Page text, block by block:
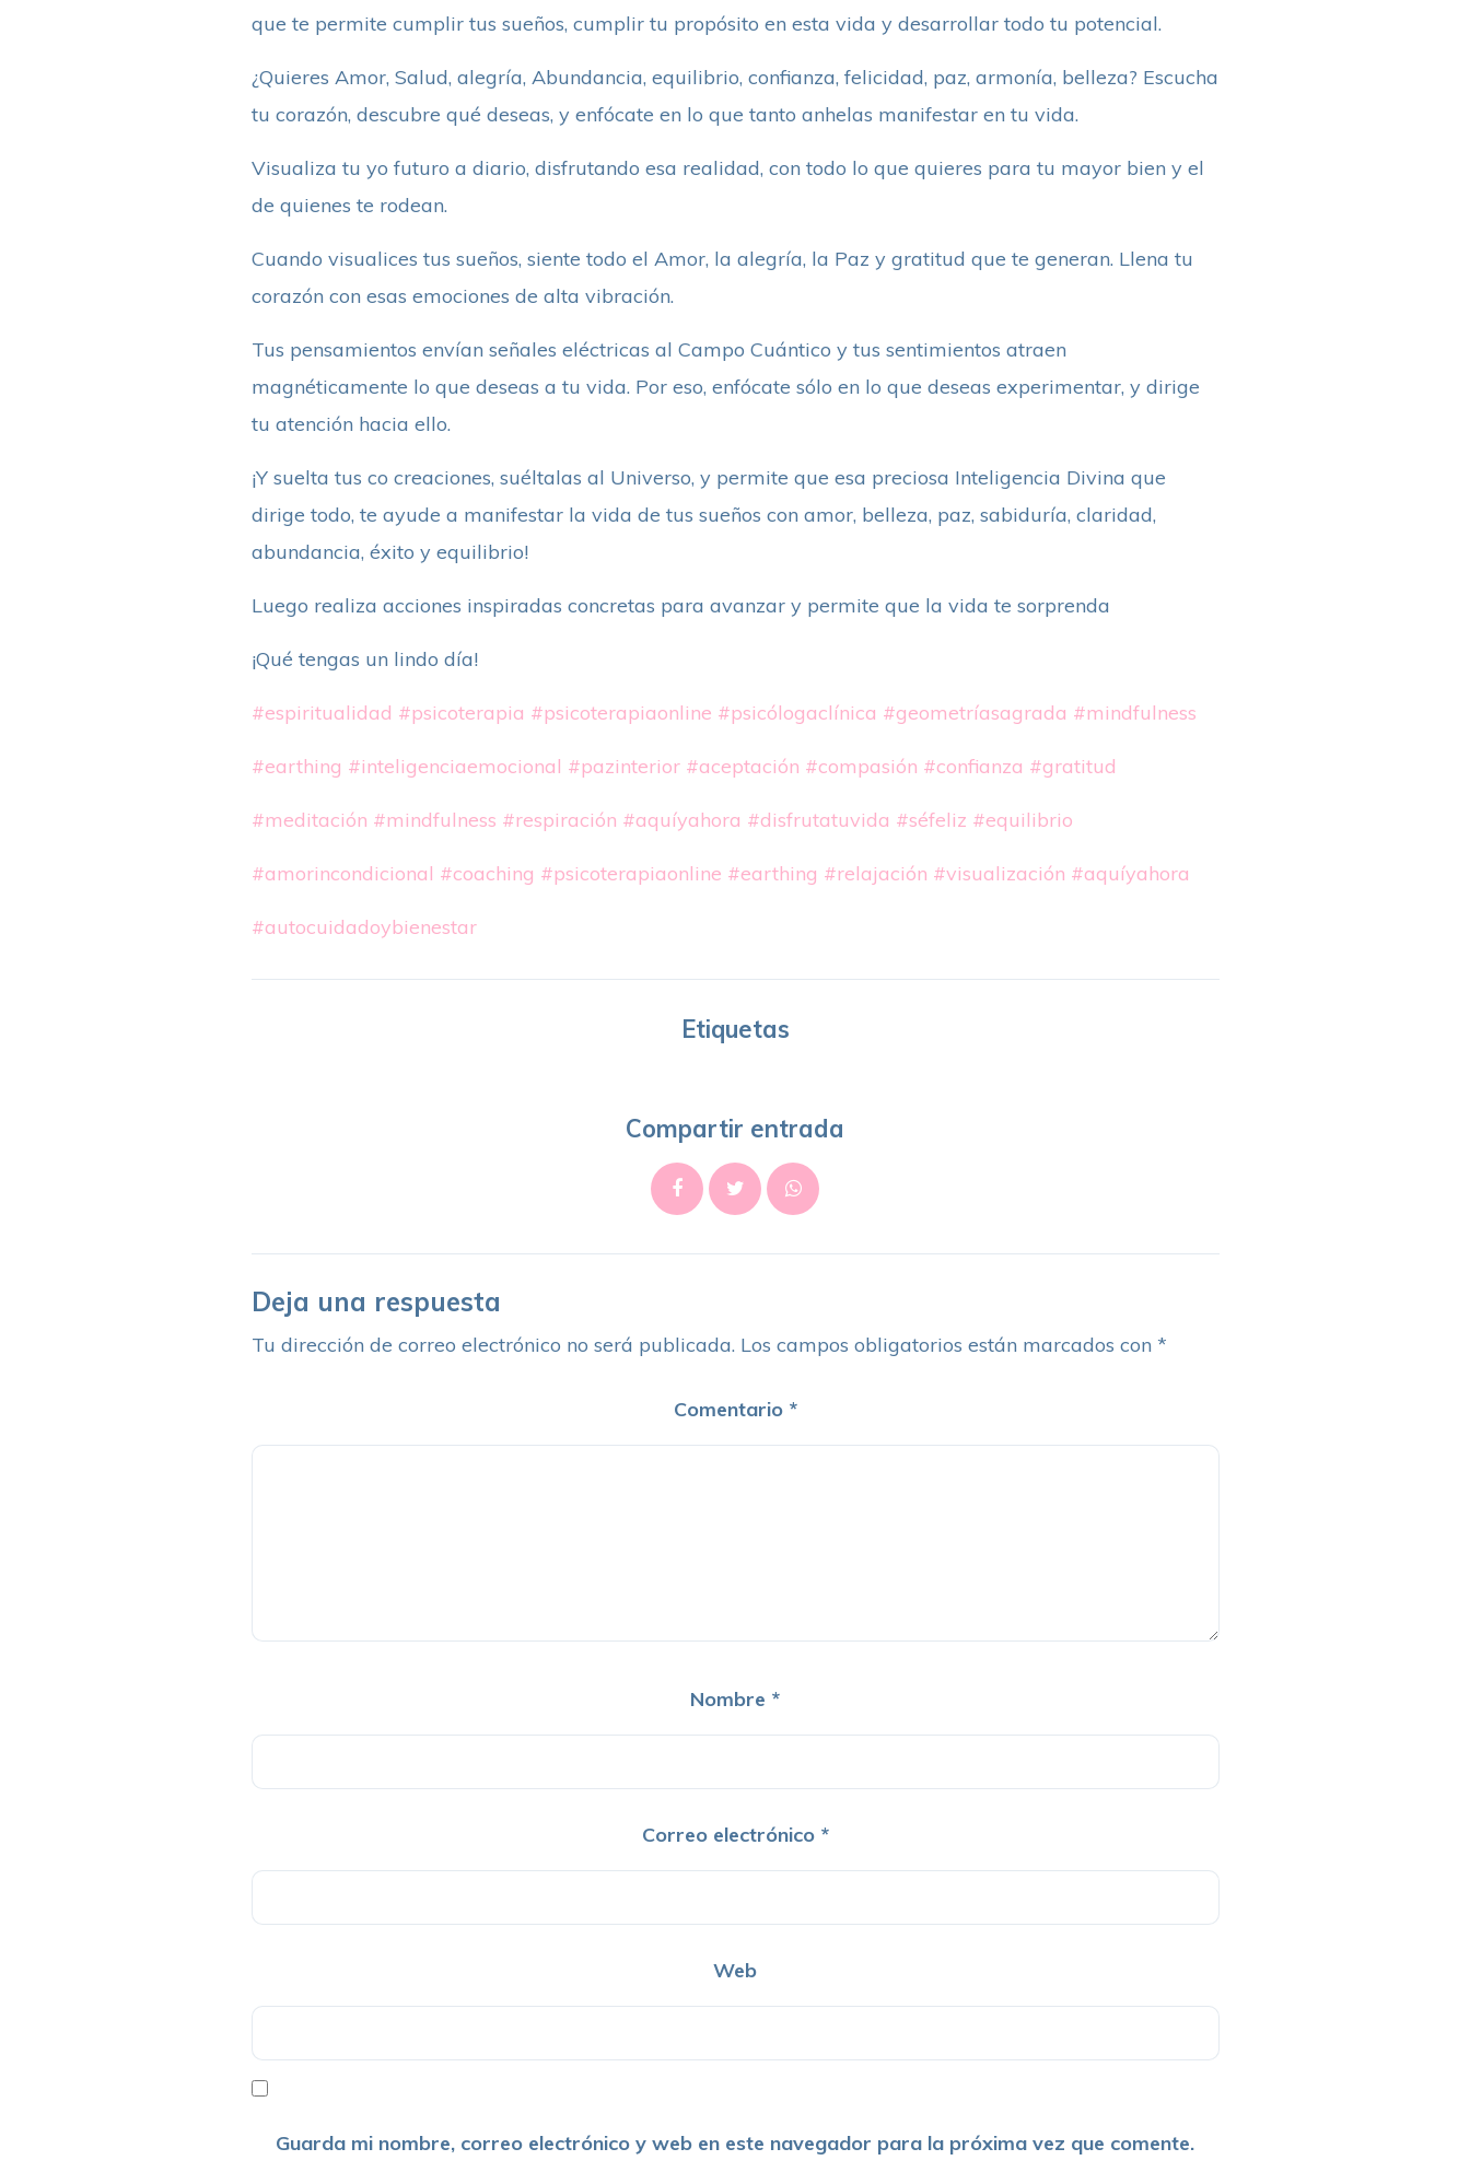
que te permite cumplir tus sueños, cumplir tu propósito en esta vida y desarrollar todo tu potencial.
¿Quieres Amor, Salud, alegría, Abundancia, equilibrio, confianza, felicidad, paz, armonía, belleza? Escucha
tu corazón, descubre qué deseas, y enfócate en lo que tanto anhelas manifestar en tu vida.
Visualiza tu yo futuro a diario, disfrutando esa realidad, con todo lo que quieres para tu mayor bien y el
de quienes te rodean.
Cuando visualices tus sueños, siente todo el Amor, la alegría, la Paz y gratitud que te generan. Llena tu
corazón con esas emociones de alta vibración.
Tus pensamientos envían señales eléctricas al Campo Cuántico y tus sentimientos atraen
magnéticamente lo que deseas a tu vida. Por eso, enfócate sólo en lo que deseas experimentar, y dirige
tu atención hacia ello.
¡Y suelta tus co creaciones, suéltalas al Universo, y permite que esa preciosa Inteligencia Divina que
dirige todo, te ayude a manifestar la vida de tus sueños con amor, belleza, paz, sabiduría, claridad,
abundancia, éxito y equilibrio!
Luego realiza acciones inspiradas concretas para avanzar y permite que la vida te sorprenda
¡Qué tengas un lindo día!
#espiritualidad #psicoterapia #psicoterapiaonline #psicólogaclínica #geometríasagrada #mindfulness
#earthing #inteligenciaemocional #pazinterior #aceptación #compasión #confianza #gratitud
#meditación #mindfulness #respiración #aquíyahora #disfrutatuvida #séfeliz #equilibrio
#amorincondicional #coaching #psicoterapiaonline #earthing #relajación #visualización #aquíyahora
#autocuidadoybienestar
Etiquetas
Compartir entrada
Deja una respuesta
Tu dirección de correo electrónico no será publicada. Los campos obligatorios están marcados con *
Comentario *
Nombre *
Correo electrónico *
Web
Guarda mi nombre, correo electrónico y web en este navegador para la próxima vez que comente.